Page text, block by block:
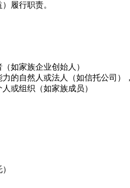
履行职责。
如家族企业创始人）
的自然人或法人（如信托公司）
或组织（如家族成员）